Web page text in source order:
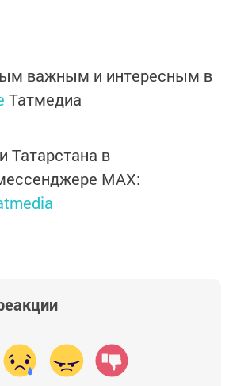
важным и интересным в
Татмедиа
Татарстана в
MАХ: